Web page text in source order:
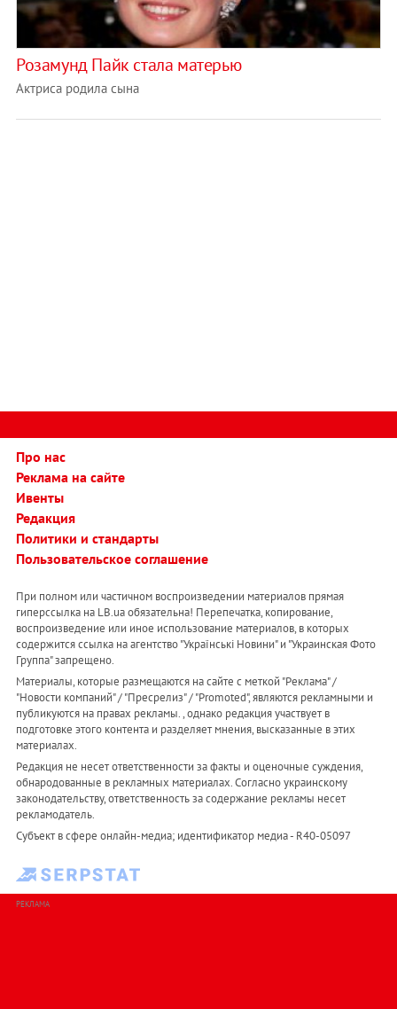
Розамунд Пайк стала матерью
Актриса родила сына
Про нас
Реклама на сайте
Ивенты
Редакция
Политики и стандарты
Пользовательское соглашение
При полном или частичном воспроизведении материалов прямая
гиперссылка на LB.ua обязательна! Перепечатка, копирование,
воспроизведение или иное использование материалов, в которых
содержится ссылка на агентство "Українськi Новини" и "Украинская Фото
Группа" запрещено.
Материалы, которые размещаются на сайте с меткой "Реклама" /
"Новости компаний" / "Пресрелиз" / "Promoted", являются рекламными и
публикуются на правах рекламы. , однако редакция участвует в
подготовке этого контента и разделяет мнения, высказанные в этих
материалах.
Редакция не несет ответственности за факты и оценочные суждения,
обнародованные в рекламных материалах. Согласно украинскому
законодательству, ответственность за содержание рекламы несет
рекламодатель.
Субъект в сфере онлайн-медиа; идентификатор медиа - R40-05097
РЕКЛАМА